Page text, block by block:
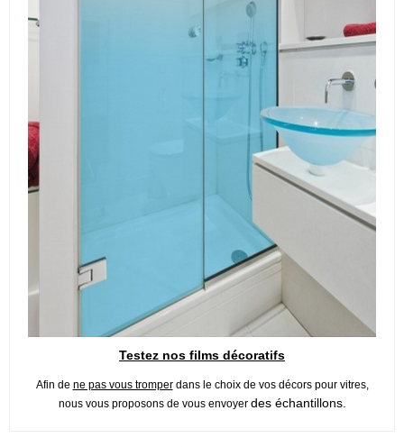
Testez nos films décoratifs
Afin de ne pas vous tromperdans le choix de vos décors pour vitres,
nous vous proposons de vous envoyer des échantillons.